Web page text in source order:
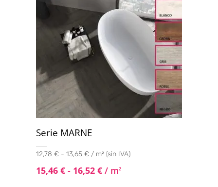
Serie MARNE
12,78 € - 13,65 € / m² (sin IVA)
15,46 € - 16,52 € / m2